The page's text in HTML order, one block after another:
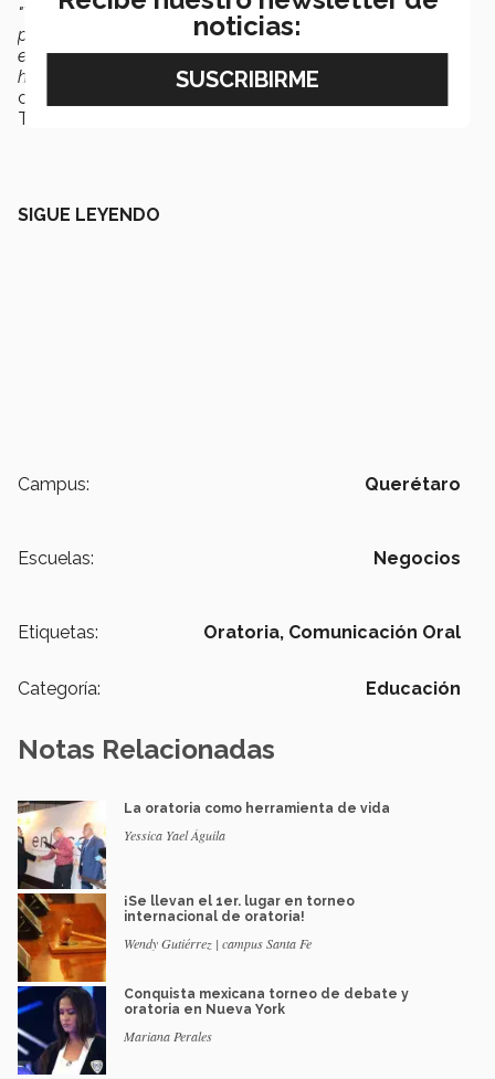
"Todo discurso es para la comunicación, y no hay
posibilidad de comunicación a menos que la gente
entienda. El club puede ayudar a averiguar si se está
haciendo entender el mensaje que se busca compartir "
comparte el fundador Ralph C. Smedley del Club
Toastmasters.
SIGUE LEYENDO
Campus: Querétaro
Escuelas: Negocios
Etiquetas: Oratoria, Comunicación Oral
Categoría: Educación
Notas Relacionadas
La oratoria como herramienta de vida
Yessica Yael Águila
¡Se llevan el 1er. lugar en torneo
internacional de oratoria!
Wendy Gutiérrez | campus Santa Fe
Conquista mexicana torneo de debate y
oratoria en Nueva York
Mariana Perales
noticias: